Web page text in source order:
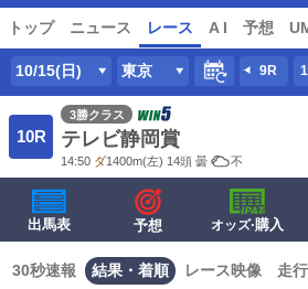
トップ ニュース レース A I 予想
10/15(日) 東京 9R
10R
3勝クラス
テレビ静岡賞
14:50 ダ1400m(左) 14頭 曇 不
出馬表 予想 オッズ·購入
30秒速報 結果・着順 レース映像 走